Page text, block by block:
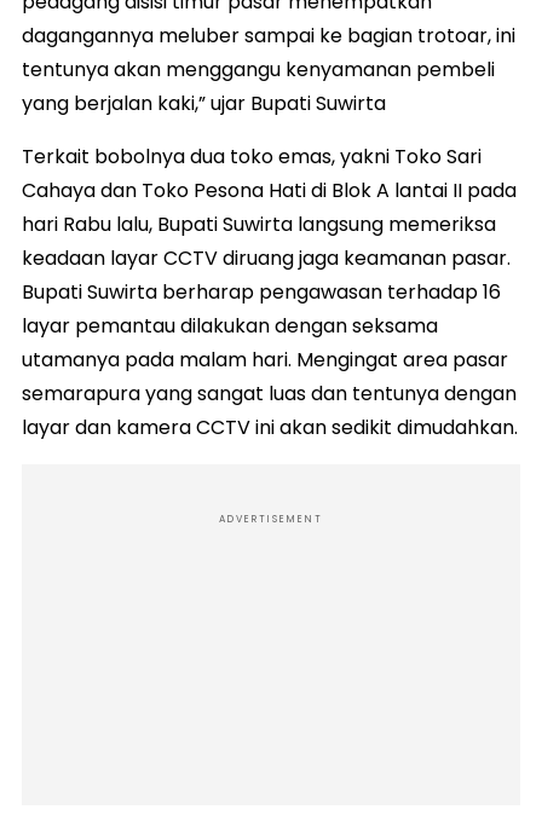
dagangannya meluber sampai ke bagian trotoar, ini
tentunya akan menggangu kenyamanan pembeli
yang berjalan kaki,” ujar Bupati Suwirta
Terkait bobolnya dua toko emas, yakni Toko Sari
Cahaya dan Toko Pesona Hati di Blok A lantai II pada
hari Rabu lalu, Bupati Suwirta langsung memeriksa
keadaan layar CCTV diruang jaga keamanan pasar.
Bupati Suwirta berharap pengawasan terhadap 16
layar pemantau dilakukan dengan seksama
utamanya pada malam hari. Mengingat area pasar
semarapura yang sangat luas dan tentunya dengan
layar dan kamera CCTV ini akan sedikit dimudahkan.
ADVERTISEMENT